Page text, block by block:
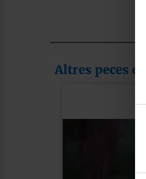
Altres peces